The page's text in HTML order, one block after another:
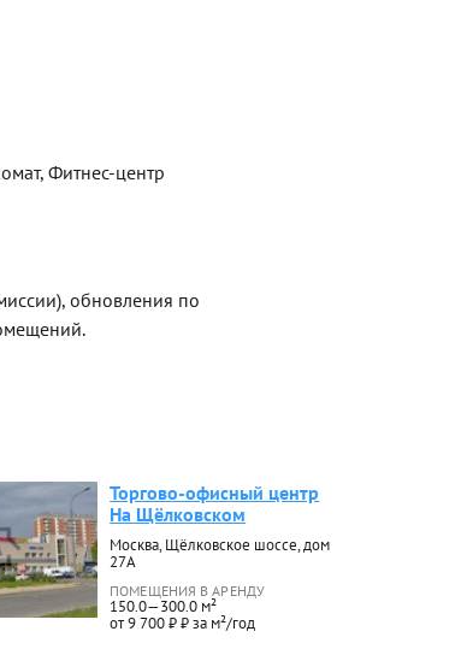
Фитнес-центр
обновления по
Торгово-офисный центр
На Щёлковском
Москва, Щёлковское шоссе, дом
27А
ПОМЕЩЕНИЯ В АРЕНДУ
150.0—300.0 м²
от 9 700 ₽ ₽ за м²/год